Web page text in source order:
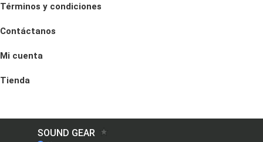
Términos y condiciones
Contáctanos
Mi cuenta
Tienda